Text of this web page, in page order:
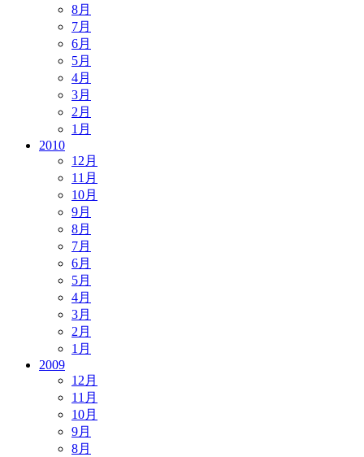
8月
7月
6月
5月
4月
3月
2月
1月
2010
12月
11月
10月
9月
8月
7月
6月
5月
4月
3月
2月
1月
2009
12月
11月
10月
9月
8月